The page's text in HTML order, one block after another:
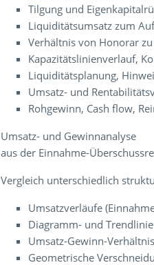
Tilgung und
Liquiditätsumsatz zum
Verhältnis von Honorar zu
Kapazitätslinienverlauf,
Liquiditätsplanung,
Umsatz- und
Rohgewinn, Cash flow,
Umsatz- und Gewinnanalyse
aus der Einnahme-
Vergleich unterschiedlich
Umsatzverläufe
Diagramm- und
Umsatz-Gewinn-
Geometrische